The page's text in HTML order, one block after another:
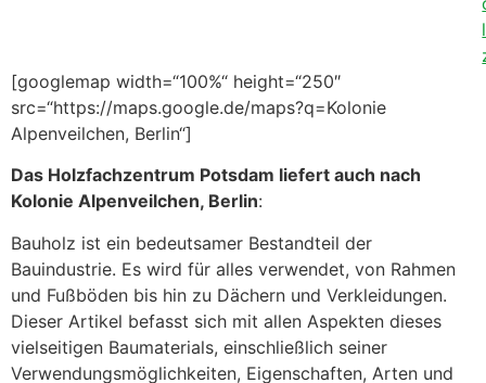
l
[googlemap width=“100%“ height=“250″
src=“https://maps.google.de/maps?q=Kolonie
Alpenveilchen, Berlin“]
Das Holzfachzentrum Potsdam liefert auch nach
Kolonie Alpenveilchen, Berlin:
Bauholz ist ein bedeutsamer Bestandteil der
Bauindustrie. Es wird für alles verwendet, von Rahmen
und Fußböden bis hin zu Dächern und Verkleidungen.
Dieser Artikel befasst sich mit allen Aspekten dieses
vielseitigen Baumaterials, einschließlich seiner
Verwendungsmöglichkeiten, Eigenschaften, Arten und